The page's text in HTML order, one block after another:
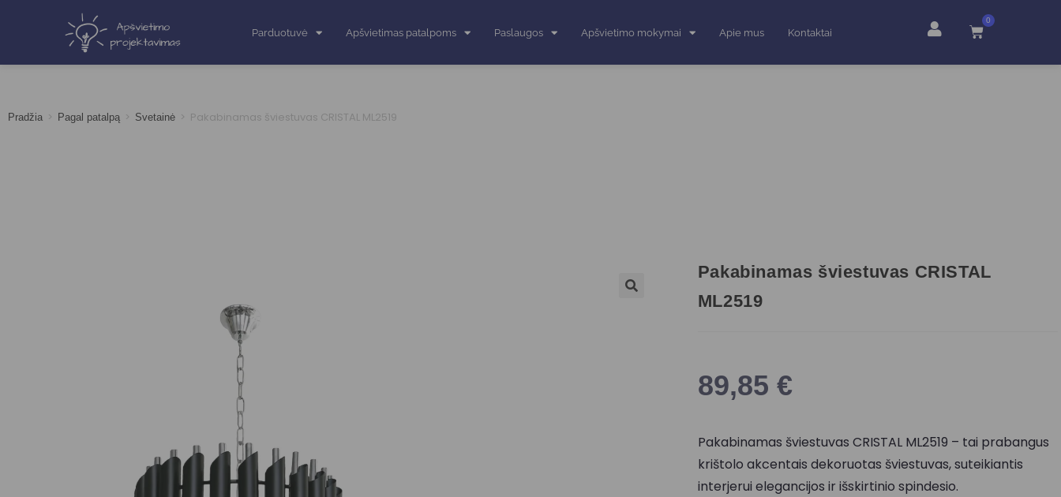
Parduotuvė Apšvietimas patalpoms Paslaugos Apšvietimo mokymai Apie mus Kontaktai
0
Pradžia > Pagal patalpą > Svetainė > Pakabinamas šviestuvas CRISTAL ML2519
Pakabinamas šviestuvas CRISTAL
ML2519
89,85 €
Pakabinamas šviestuvas CRISTAL ML2519 – tai prabangus
krištolo akcentais dekoruotas šviestuvas, suteikiantis
interjerui elegancijos ir išskirtinio spindesio.